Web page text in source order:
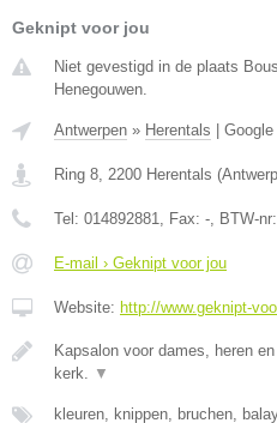
Geknipt voor jou
Niet gevestigd in de plaats
Henegouwen.
Antwerpen » Herentals
Ring 8, 2200 Herentals (
Tel: 014892881, Fax: -, BTW-nr:
E-mail › Geknipt voor jou
Website: http://www.geknipt-
Kapsalon voor dames, heren
kerk. ▼
kleuren, knippen, bruchen,